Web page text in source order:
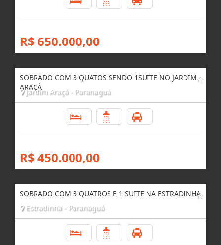
R$ 650.000,00
SOBRADO COM 3 QUATOS SENDO 1SUITE NO JARDIM
ARAÇÁ
Jardim Araçá - Paranaguá
R$ 450.000,00
SOBRADO COM 3 QUATROS E 1 SUITE NA ESTRADINHA
Estradinha - Paranaguá